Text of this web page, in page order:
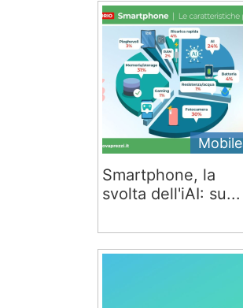
Mobile
Smartphone, la
svolta dell'iAI: su...